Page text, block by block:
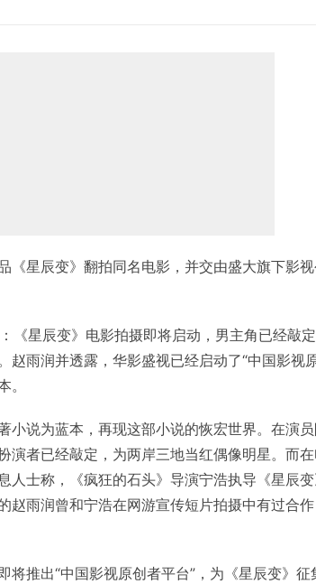
《星辰变》翻拍同名电影，并交由盛大旗下影
《星辰变》电影拍摄即将启动，男主角已经敲
赵雨润并透露，华影盛视已经启动了“中国影视
。
小说为蓝本，再现这部小说的恢宏世界。在演员
演者已经敲定，为两岸三地当红偶像明星。而
人士称，《疯狂的石头》导演宁浩执导《星辰
赵雨润曾和宁浩在网游宣传短片拍摄中有过合
将推出“中国影视原创者平台”，为《星辰变》征